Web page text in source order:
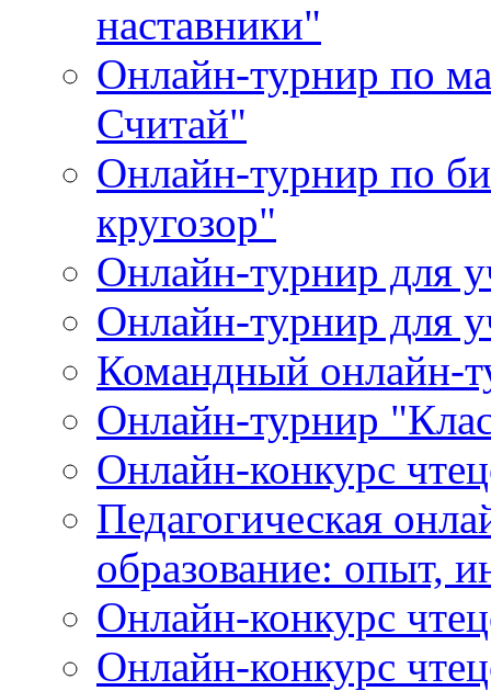
наставники"
Онлайн-турнир по
Считай"
Онлайн-турнир по
кругозор"
Онлайн-турнир
Онлайн-турнир
Командный онлайн-
Онлайн-турнир
Онлайн-конкурс
Педагогическая
образование: опыт,
Онлайн-конкурс
Онлайн-конкурс